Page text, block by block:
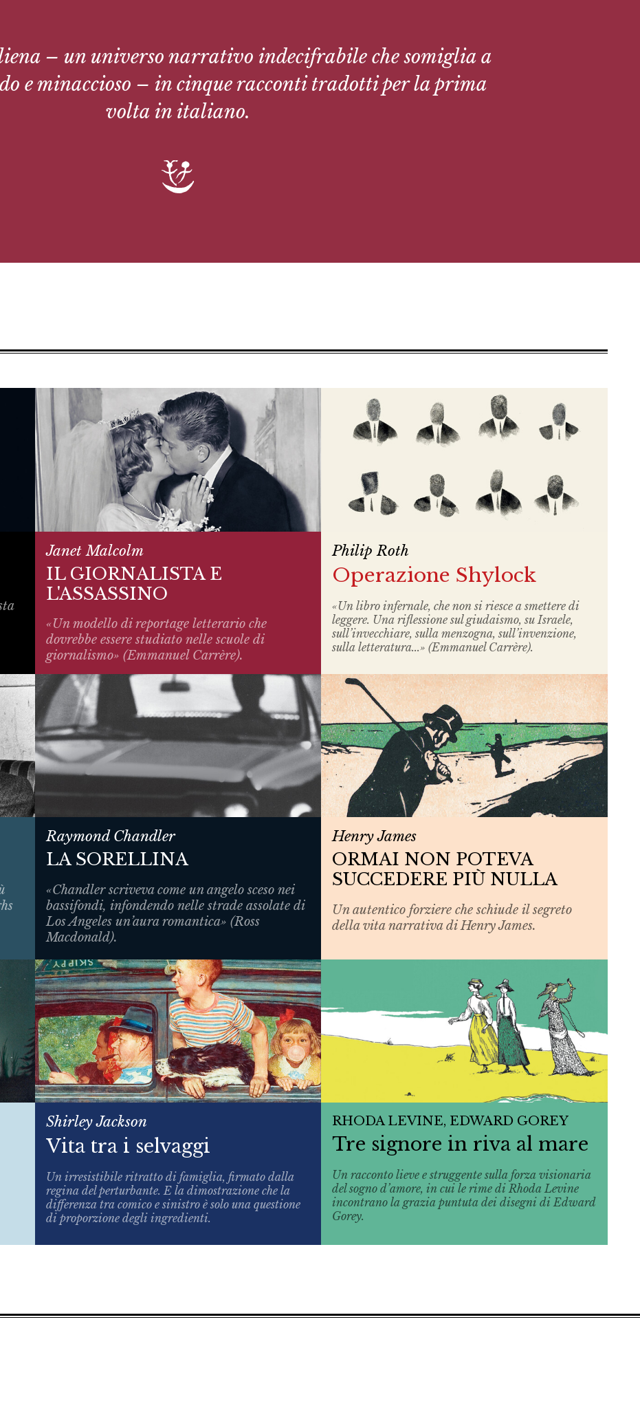
– un universo narrativo indecifrabile che somiglia a
e minaccioso – in cinque racconti tradotti per la prima
volta in italiano.
Janet Malcolm
IL GIORNALISTA E
L'ASSASSINO
«Un modello di reportage letterario che
dovrebbe essere studiato nelle scuole di
giornalismo» (Emmanuel Carrère).
Philip Roth
Operazione Shylock
«Un libro infernale, che non si riesce a smettere di
leggere. Una riflessione sul giudaismo, su Israele,
sull’invecchiare, sulla menzogna, sull’invenzione,
sulla letteratura...» (Emmanuel Carrère).
Raymond Chandler
LA SORELLINA
«Chandler scriveva come un angelo sceso nei
bassifondi, infondendo nelle strade assolate di
Los Angeles un’aura romantica» (Ross
Macdonald).
Henry James
ORMAI NON POTEVA
SUCCEDERE PIÙ NULLA
Un autentico forziere che schiude il segreto
della vita narrativa di Henry James.
Shirley Jackson
Vita tra i selvaggi
Un irresistibile ritratto di famiglia, firmato dalla
regina del perturbante. E la dimostrazione che la
differenza tra comico e sinistro è solo una questione
di proporzione degli ingredienti.
RHODA LEVINE, EDWARD GOREY
Tre signore in riva al mare
Un racconto lieve e struggente sulla forza visionaria
del sogno d’amore, in cui le rime di Rhoda Levine
incontrano la grazia puntuta dei disegni di Edward
Gorey.